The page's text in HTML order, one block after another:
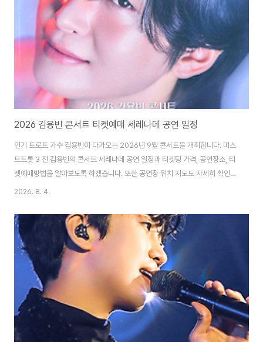
2026 김용빈 콘서트 티켓예매 세레나데 공연 일정
인기 트로트 가수 김용빈이 다가오는 2026년 9월 콘서트을 개최합니다. 미스
트트롯 3 진 김용빈의 콘서트 세레나데 공연 일정과 티켓팅 가격, 공연장소, 티
켓예매방법을 알아보도록 하겠습니다. 또한 공연장 위치 지도도 자세히 확인해
보실 수가 있습니다. 1. 2026 김용빈 콘서트 티켓예매 공연 일정 2026 김용
2026.09.19 (토) ~ 09.20 (일) 오후 5시행사 장소 : 티켓링크 라이브 아레나
김용빈 콘서트 티켓예매 김용빈 콘서트 티켓예매는 티켓링크을 통하여 1인 회
차당 4매까지 예매하실 수 있습니다.2. 김용빈 콘서트 티켓팅 가격 및 좌석배
치도김용빈 팬미팅의 공연시간은 120분이며 8세이상 관람을 하실 수 있..
2026. 8. 4.